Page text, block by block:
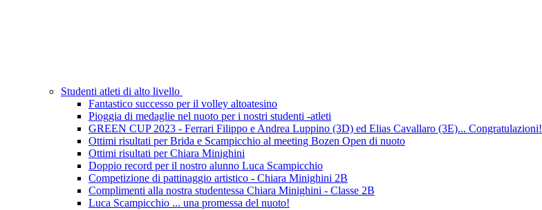
Studenti atleti di alto livello
Fantastico successo per il volley altoatesino
Pioggia di medaglie nel nuoto per i nostri studenti -atleti
GREEN CUP 2023 - Ferrari Filippo e Andrea Luppino (3D) ed Elias Cavallaro (3E)... Congratulazioni!
Ottimi risultati per Brida e Scampicchio al meeting Bozen Open di nuoto
Ottimi risultati per Chiara Minighini
Doppio record per il nostro alunno Luca Scampicchio
Competizione di pattinaggio artistico - Chiara Minighini 2B
Complimenti alla nostra studentessa Chiara Minighini - Classe 2B
Luca Scampicchio ... una promessa del nuoto!